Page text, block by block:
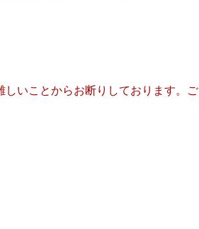
いことからお断りしております。ご